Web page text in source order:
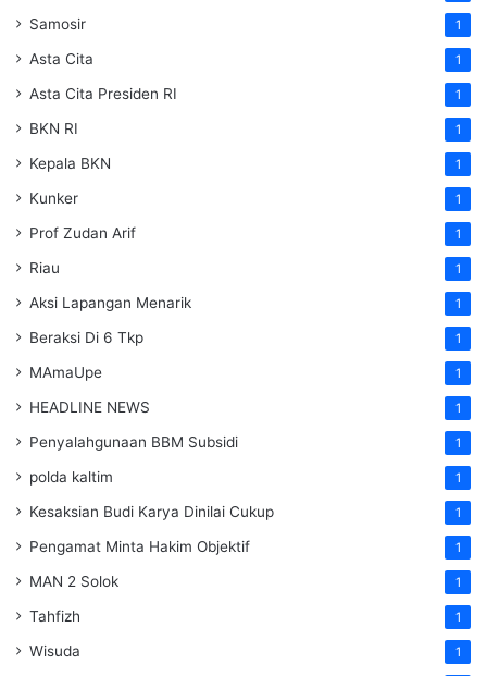
Samosir 1
Asta Cita 1
Asta Cita Presiden RI 1
BKN RI 1
Kepala BKN 1
Kunker 1
Prof Zudan Arif 1
Riau 1
Aksi Lapangan Menarik 1
Beraksi Di 6 Tkp 1
MAmaUpe 1
HEADLINE NEWS 1
Penyalahgunaan BBM Subsidi 1
polda kaltim 1
Kesaksian Budi Karya Dinilai Cukup 1
Pengamat Minta Hakim Objektif 1
MAN 2 Solok 1
Tahfizh 1
Wisuda 1